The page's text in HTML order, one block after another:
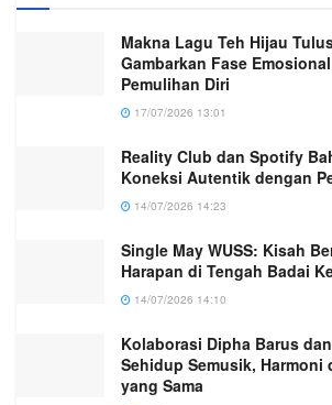
Makna Lagu Teh Hijau
Gambarkan Fase
Pemulihan Diri
17/07/2026 13:01
Reality Club dan Spotify
Koneksi Autentik dengan
14/07/2026 14:23
Single May WUSS: Kisah
Harapan di Tengah Badai
14/07/2026 14:10
Kolaborasi Dipha Barus
Sehidup Semusik, Harmoni
yang Sama